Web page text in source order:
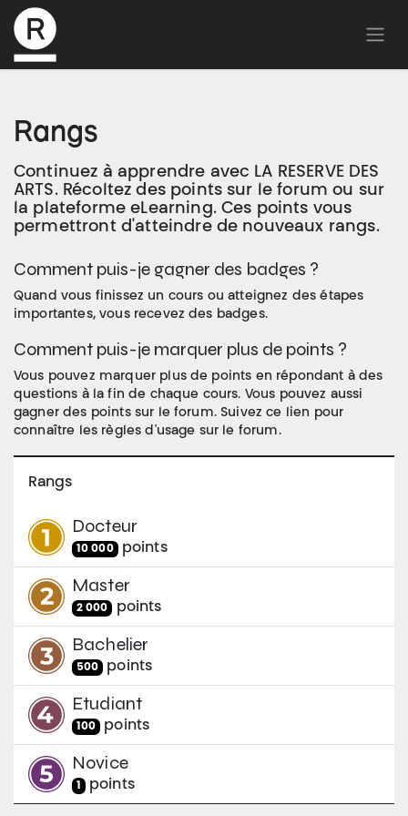
Rangs
Continuez à apprendre avec LA RESERVE DES
ARTS. Récoltez des points sur le forum ou sur
la plateforme eLearning. Ces points vous
permettront d'atteindre de nouveaux rangs.
Comment puis-je gagner des badges ?
Quand vous finissez un cours ou atteignez des étapes
importantes, vous recevez des badges.
Comment puis-je marquer plus de points ?
Vous pouvez marquer plus de points en répondant à des
questions à la fin de chaque cours. Vous pouvez aussi
gagner des points sur le forum. Suivez ce lien pour
connaître les règles d'usage sur le forum.
Rangs
Docteur
10 000 points
Master
2 000 points
Bachelier
500 points
Etudiant
100 points
Novice
1 points